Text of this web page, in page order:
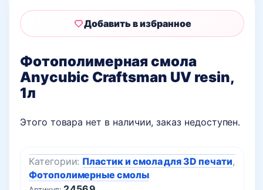
Фотополимерная смола
Anycubic Craftsman UV resin,
1л
Этого товара нет в наличии, заказ недоступен.
Добавить в избранное
Категории: Пластик и смола для 3D печати,
Фотополимерные смолы